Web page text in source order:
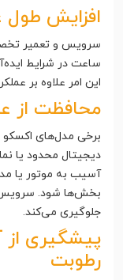
افزایش
سرویس و تعمیر
ساعت در شرایط
این امر علاوه بر
محافظت از
برخی مدل‌های اکسکو
دیجیتال محدود یا
آسیب به موتور یا
بخش‌ها شود. سرویس
جلوگیری می‌کند.
پیشگیری
رطوبت